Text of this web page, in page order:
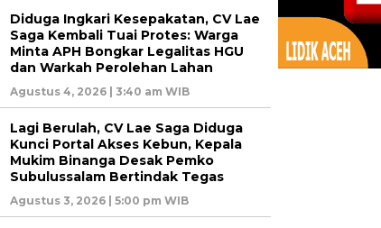
Diduga Ingkari Kesepakatan, CV Lae
Saga Kembali Tuai Protes: Warga
Minta APH Bongkar Legalitas HGU
dan Warkah Perolehan Lahan
Agustus 4, 2026 | 3:40 am WIB
Lagi Berulah, CV Lae Saga Diduga
Kunci Portal Akses Kebun, Kepala
Mukim Binanga Desak Pemko
Subulussalam Bertindak Tegas
Agustus 3, 2026 | 5:00 pm WIB